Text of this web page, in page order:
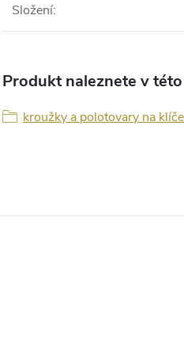
Složení:
Produkt naleznete v
kroužky a polotovary na